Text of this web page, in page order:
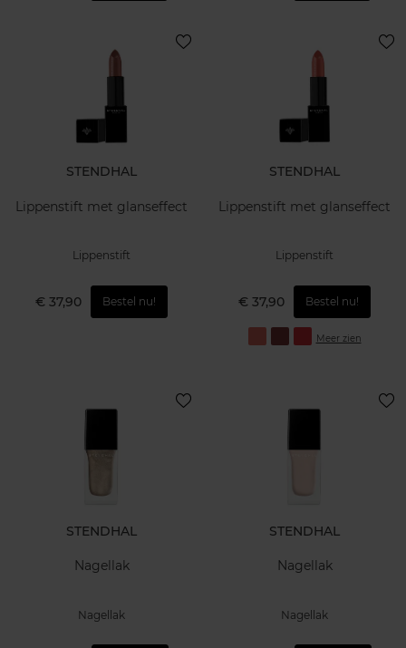
STENDHAL
Lippenstift met glanseffect
Lippenstift
€ 37,90 Bestel nu!
STENDHAL
Lippenstift met glanseffect
Lippenstift
€ 37,90 Bestel nu!
Meer zien
STENDHAL
Nagellak
Nagellak
STENDHAL
Nagellak
Nagellak